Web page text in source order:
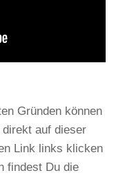
Gründen können
direkt auf dieser
Link links klicken
findest Du die